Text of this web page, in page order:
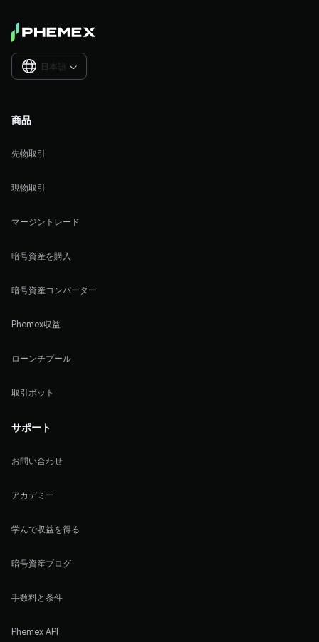
日本語 
商品
先物取引
現物取引
マージントレード
暗号資産を購入
暗号資産コンバーター
Phemex収益
ローンチプール
取引ボット
サポート
お問い合わせ
アカデミー
学んで収益を得る
暗号資産ブログ
手数料と条件
Phemex API